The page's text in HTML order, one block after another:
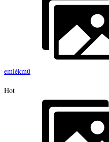
emlékmű
Hot